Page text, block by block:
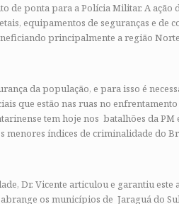
de ponta para a Polícia Militar. A
equipamentos de seguranças e de
principalmente a região
da população, e para isso é
que estão nas ruas no
tem hoje nos batalhões da PM
menores índices de criminalidade do
Dr. Vicente articulou e garantiu
os municípios de Jaraguá do